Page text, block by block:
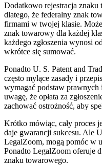
Dodatkowo rejestracja
dlatego, że federalny znak
firmami w twojej klasie.
znak towarowy dla każdej
każdego zgłoszenia wynosi
wkrótce się sumować.
Ponadto U. S. Patent and
często mylące zasady i
wymagać podstaw
uwagę, że opłata za
zachować ostrożność, aby
Krótko mówiąc, cały proces
daje gwarancji sukcesu. Ale
LegalZoom, mogą pomóc w
Ponadto LegalZoom oferuje
znaku towarowego.